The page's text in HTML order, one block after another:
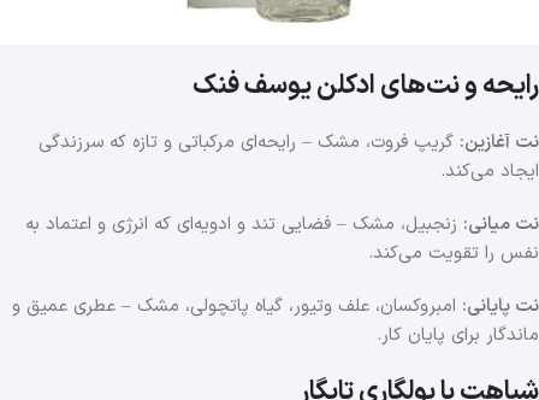
رایحه و نت‌های ادکلن یوسف فنک
نت آغازین: گریپ فروت، مشک – رایحه‌ای مرکباتی و تازه که سرزندگی
ایجاد می‌کند.
نت میانی: زنجبیل، مشک – فضایی تند و ادویه‌ای که انرژی و اعتماد به
نفس را تقویت می‌کند.
نت پایانی: امبروکسان، علف وتیور، گیاه پاتچولی، مشک – عطری عمیق و
ماندگار برای پایان کار.